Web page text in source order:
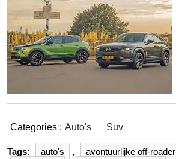
Categories : Auto's Suv
Tags: auto's , avontuurlijke off-roader